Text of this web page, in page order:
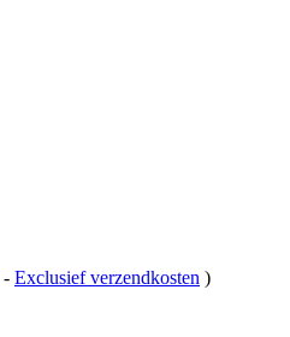
- Exclusief verzendkosten )